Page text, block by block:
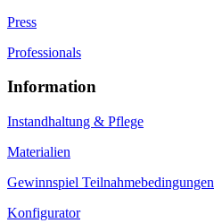
Press
Professionals
Information
Instandhaltung & Pflege
Materialien
Gewinnspiel Teilnahmebedingungen
Konfigurator